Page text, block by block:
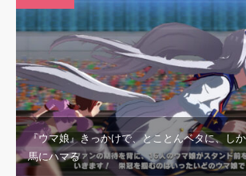
『ウマ娘』きっかけで、とことんベタに、し
馬にハマる